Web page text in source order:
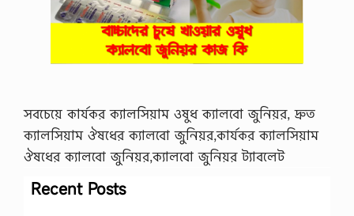
সবচেয়ে কার্যকর ক্যালসিয়াম ওষুধ ক্যালবো জুনিয়র, দ্রুত
ক্যালসিয়াম ঔষধের ক্যালবো জুনিয়র,কার্যকর ক্যালসিয়াম
ঔষধের ক্যালবো জুনিয়র,ক্যালবো জুনিয়র ট্যাবলেট
Recent Posts